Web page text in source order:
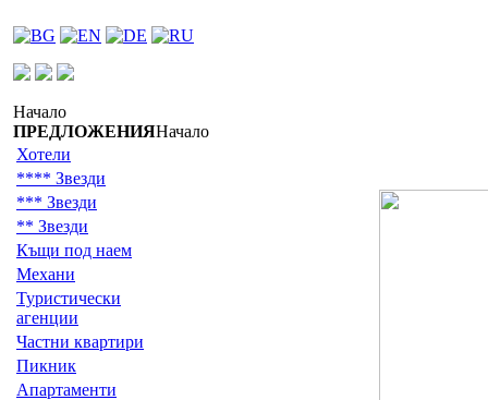
Начало
ПРЕДЛОЖЕНИЯ
Хотели
**** Звезди
*** Звезди
** Звезди
Къщи под наем
Механи
Туристически
агенции
Частни квартири
Пикник
Апартаменти
Начало